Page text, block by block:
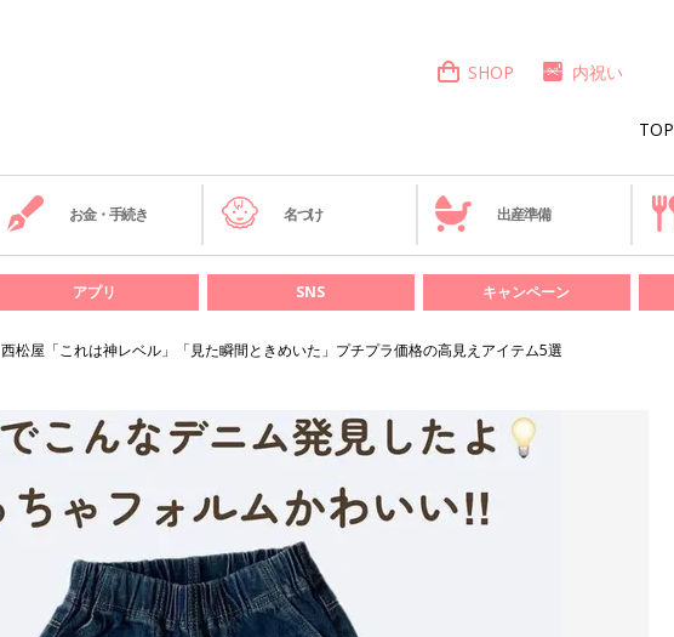
TOP
SHOP 内祝い
お金・手続き 名づけ 出産準備
アプリ SNS キャンペーン
西松屋「これは神レベル」「見た瞬間ときめいた」プチプラ価格の高見えアイテム5選